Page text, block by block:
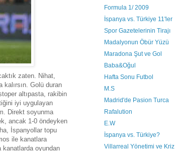
zaten. Nihat,
Golü duran
altıpasta, rakibin
iyi uygulayan
Direkt soyunma
ancak 1-0 öndeyken
İspanyollar topu
ile kanatlara
kanatlarda oyundan
Formula 1/ 2009
İspanya vs. Türkiye 11'ler
Spor Gazetelerinin Tirajı
Madalyonun Öbür Yüzü
Maradona Şut ve Gol
Baba&Oğul
Hafta Sonu Futbol
M.S
Madrid'de Pasion Turca
Rafalution
E.W
İspanya vs. Türkiye?
Villarreal Yönetimi ve Kriz